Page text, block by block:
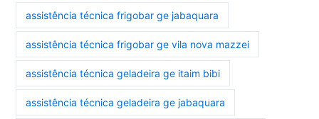
assistência técnica frigobar ge jabaquara
assistência técnica frigobar ge vila nova mazzei
assistência técnica geladeira ge itaim bibi
assistência técnica geladeira ge jabaquara